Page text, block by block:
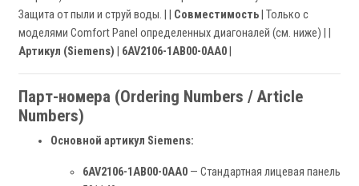
Защита от пыли и струй воды. | | Совместимость | Только с
моделями Comfort Panel определенных диагоналей (см. ниже) | |
Артикул (Siemens)
6AV2106-1AB00-0AA0
Парт-номера (Ordering Numbers / Article
Numbers)
Основной артикул Siemens:
6AV2106-1AB00-0AA0 — Стандартная лицевая панель